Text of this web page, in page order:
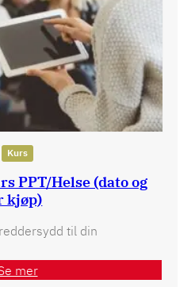
Kurs
PPT/Helse (dato og
kjøp)
til din
mer